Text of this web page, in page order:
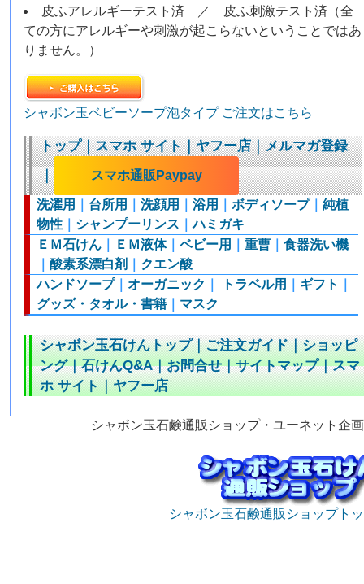
皮ふアレルギーテスト済 ／ 皮ふ刺激テスト済（全
ての方にアレルギーや刺激が起こらないということではあ
りません。）
シャボン玉ベビーソープ泡タイプ ご注文はこちら
トップ｜スマホ サイト｜ヤフー店｜メルマガ登録
｜
スマホ通販Paypay
洗濯用 台所用 ｜洗顔用 ｜浴用 ｜ボディソープ｜純植
物性
シャンプーリンス ｜ハミガキ
ＥＭ石けん
ＥＭ液体｜ベビー用 ｜重曹 ｜食器洗い機
｜酸素系漂白剤
クエン酸
ハンドソープ｜オーガニック トラベル用 ギフト
グッズ・タオル・書籍
マスク
シャボン玉石けんトップ｜ご注文ガイド｜ショッピ
ング｜石けんQ&A｜お問合せ｜サイトマップ｜スマ
ホ サイト｜ヤフー店
シャボン玉石鹸通販ショップ・ユーネット企画
シャボン玉石鹸通販ショップト